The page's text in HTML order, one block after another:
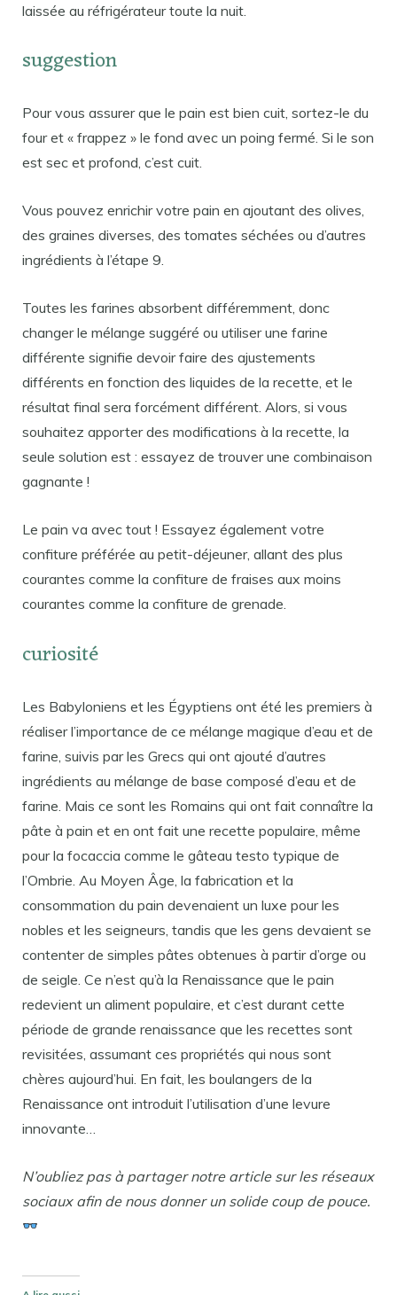
laissée au réfrigérateur toute la nuit.
suggestion
Pour vous assurer que le pain est bien cuit, sortez-le du
four et « frappez » le fond avec un poing fermé. Si le son
est sec et profond, c’est cuit.
Vous pouvez enrichir votre pain en ajoutant des olives,
des graines diverses, des tomates séchées ou d’autres
ingrédients à l’étape 9.
Toutes les farines absorbent différemment, donc
changer le mélange suggéré ou utiliser une farine
différente signifie devoir faire des ajustements
différents en fonction des liquides de la recette, et le
résultat final sera forcément différent. Alors, si vous
souhaitez apporter des modifications à la recette, la
seule solution est : essayez de trouver une combinaison
gagnante !
Le pain va avec tout ! Essayez également votre
confiture préférée au petit-déjeuner, allant des plus
courantes comme la confiture de fraises aux moins
courantes comme la confiture de grenade.
curiosité
Les Babyloniens et les Égyptiens ont été les premiers à
réaliser l’importance de ce mélange magique d’eau et de
farine, suivis par les Grecs qui ont ajouté d’autres
ingrédients au mélange de base composé d’eau et de
farine. Mais ce sont les Romains qui ont fait connaître la
pâte à pain et en ont fait une recette populaire, même
pour la focaccia comme le gâteau testo typique de
l’Ombrie. Au Moyen Âge, la fabrication et la
consommation du pain devenaient un luxe pour les
nobles et les seigneurs, tandis que les gens devaient se
contenter de simples pâtes obtenues à partir d’orge ou
de seigle. Ce n’est qu’à la Renaissance que le pain
redevient un aliment populaire, et c’est durant cette
période de grande renaissance que les recettes sont
revisitées, assumant ces propriétés qui nous sont
chères aujourd’hui. En fait, les boulangers de la
Renaissance ont introduit l’utilisation d’une levure
innovante…
N’oubliez pas à partager notre article sur les réseaux
sociaux afin de nous donner un solide coup de pouce.